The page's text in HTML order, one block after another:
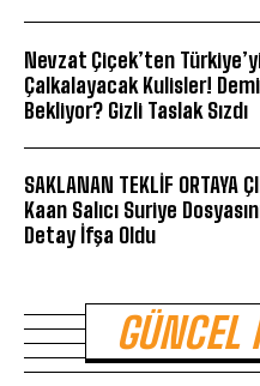
Nevzat Çiçek’ten
Çalkalayacak Kulisler!
Bekliyor? Gizli Taslak Sızdı
SAKLANAN TEKLİF ORTAYA
Kaan Salıcı Suriye
Detay İfşa Oldu
GÜNCEL